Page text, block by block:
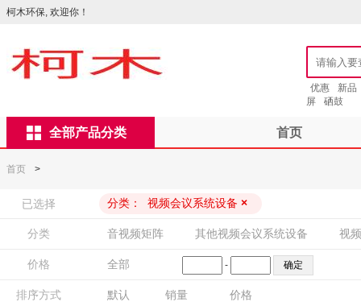
柯木环保, 欢迎你！
优惠
新品
屏
硒鼓
全部产品分类 首页
首页 >
已选择 分类： 视频会议系统设备 ×
分类 音视频矩阵 其他视频会议系统设备 视
价格 全部 -
排序方式 默认 销量 价格